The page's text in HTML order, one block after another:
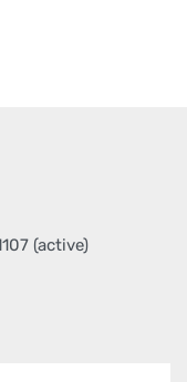
(active)